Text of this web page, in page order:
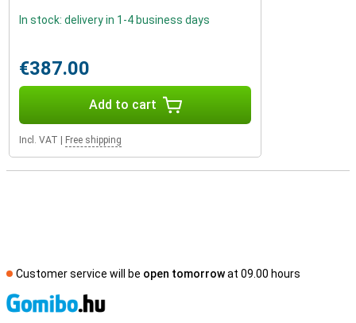
In stock: delivery in 1-4 business days
€387.00
Add to cart
Incl. VAT Free shipping
Customer service will be open tomorrowat 09.00 hours